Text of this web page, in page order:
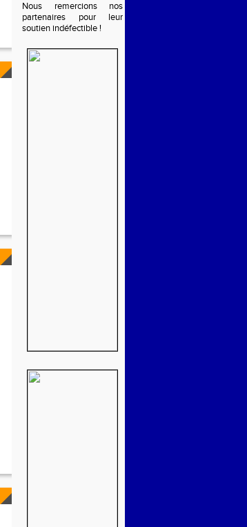
Nous remercions nos
partenaires pour leur
soutien indéfectible !